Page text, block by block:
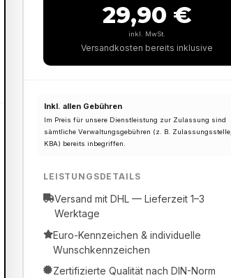
29,90 €
inkl. MwSt.
Versandkosten bereits inklusive
Inkl. allen Gebühren
Im Preis für unsere Dienstleistung zur Zulassung sind
sämtliche Verwaltungsgebühren (z. B. Zulassungsstelle,
KBA) bereits inbegriffen.
LEISTUNGSDETAILS
Versand mit DHL — Lieferzeit 1–3
Werktage
Euro-Kennzeichen & individuelle
Wunschkennzeichen
Zertifizierte Qualität nach DIN-Norm